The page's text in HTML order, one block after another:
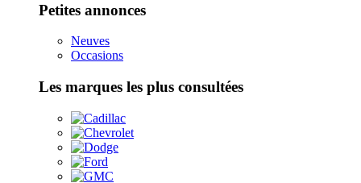
Petites annonces
Neuves
Occasions
Les marques les plus consultées